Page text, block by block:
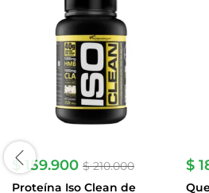
$159.900 $210.000
Proteína Iso Clean de
$